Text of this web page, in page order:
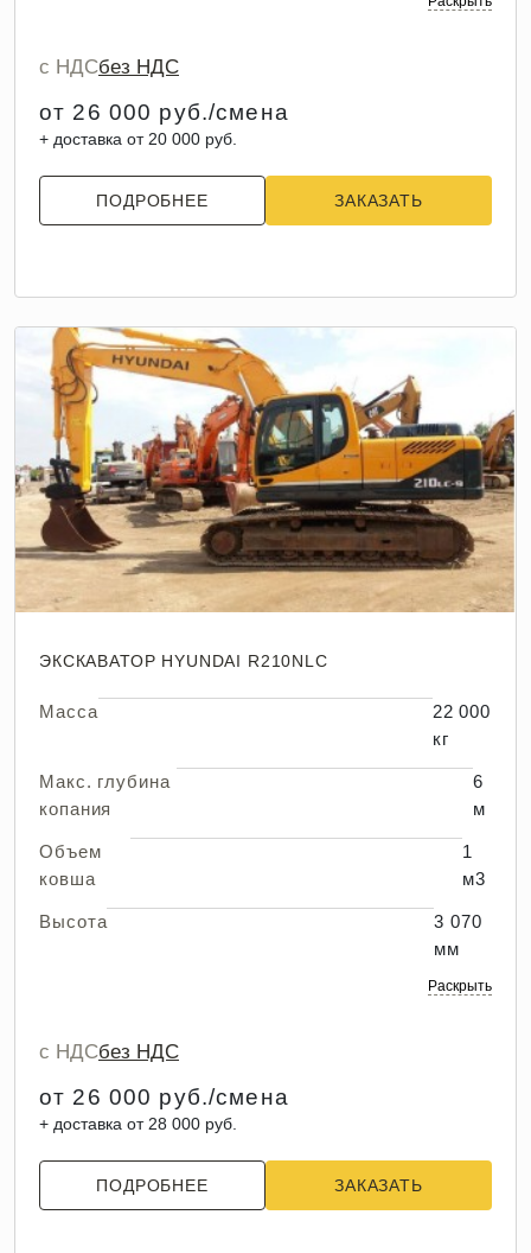
с НДСбез НДС
от 26 000 руб./смена
+ доставка от 20 000 руб.
ПОДРОБНЕЕ ЗАКАЗАТЬ
ЭКСКАВАТОР HYUNDAI R210NLC
Масса
22 000
кг
Макс. глубина
копания
6
м
Объем
ковша
1
м3
Высота
3 070
мм
Раскрыть
с НДСбез НДС
от 26 000 руб./смена
+ доставка от 28 000 руб.
ПОДРОБНЕЕ ЗАКАЗАТЬ